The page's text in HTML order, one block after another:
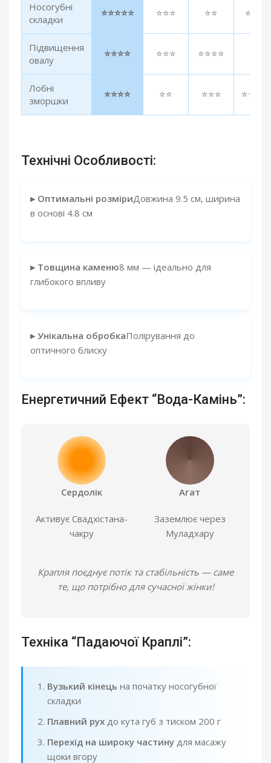
Носогубні
складки
⭐⭐⭐⭐⭐ ⭐⭐⭐ ⭐⭐ ⭐⭐⭐⭐
Підвищення
овалу
⭐⭐⭐⭐ ⭐⭐⭐ ⭐⭐⭐⭐
Лобні
зморшки
⭐⭐⭐⭐ ⭐⭐ ⭐⭐⭐
Технічні Особливості:
▸ Оптимальні розміриДовжина 9.5 см, ширина
в основі 4.8 см
▸ Товщина каменю8 мм — ідеально для
глибокого впливу
▸ Унікальна обробкаПолірування до
оптичного блиску
Енергетичний Ефект “Вода-Камінь”:
Сердолік
Активує Свадхістана-
чакру
Агат
Заземлює через
Муладхару
Крапля поєднує потік та стабільність — саме
те, що потрібно для сучасної жінки!
Техніка “Падаючої Краплі”:
Вузький кінець на початку носогубної
складки
Плавний рух до кута губ з тиском 200 г
Перехід на широку частину для масажу
щоки вгору